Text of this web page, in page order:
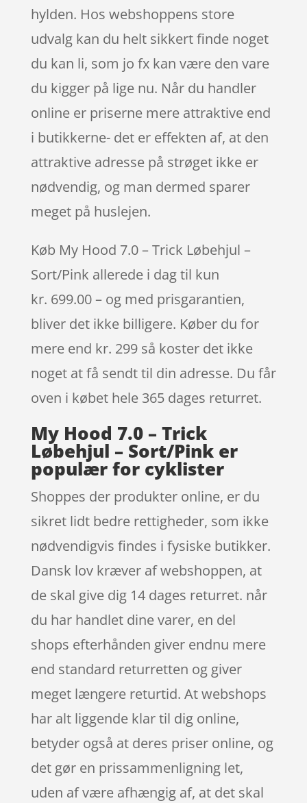
hylden. Hos webshoppens store
udvalg kan du helt sikkert finde noget
du kan li, som jo fx kan være den vare
du kigger på lige nu. Når du handler
online er priserne mere attraktive end
i butikkerne- det er effekten af, at den
attraktive adresse på strøget ikke er
nødvendig, og man dermed sparer
meget på huslejen.
Køb My Hood 7.0 – Trick Løbehjul –
Sort/Pink allerede i dag til kun
kr. 699.00 – og med prisgarantien,
bliver det ikke billigere. Køber du for
mere end kr. 299 så koster det ikke
noget at få sendt til din adresse. Du får
oven i købet hele 365 dages returret.
My Hood 7.0 – Trick
Løbehjul – Sort/Pink er
populær for cyklister
Shoppes der produkter online, er du
sikret lidt bedre rettigheder, som ikke
nødvendigvis findes i fysiske butikker.
Dansk lov kræver af webshoppen, at
de skal give dig 14 dages returret. når
du har handlet dine varer, en del
shops efterhånden giver endnu mere
end standard returretten og giver
meget længere returtid. At webshops
har alt liggende klar til dig online,
betyder også at deres priser online, og
det gør en prissammenligning let,
uden af være afhængig af, at det skal